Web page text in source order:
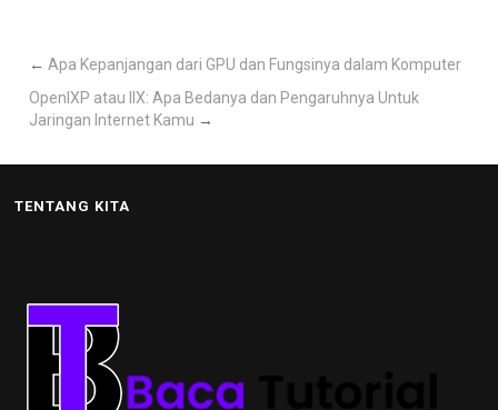
← Apa Kepanjangan dari GPU dan Fungsinya dalam Komputer
OpenIXP atau IIX: Apa Bedanya dan Pengaruhnya Untuk
Jaringan Internet Kamu →
TENTANG KITA